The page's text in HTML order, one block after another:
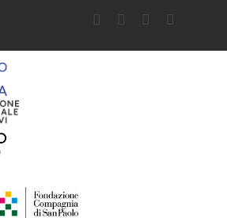
Facebook
TwitterYouTube